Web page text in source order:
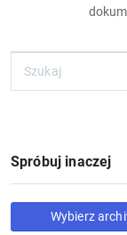
Spróbuj inaczej
Wybierz